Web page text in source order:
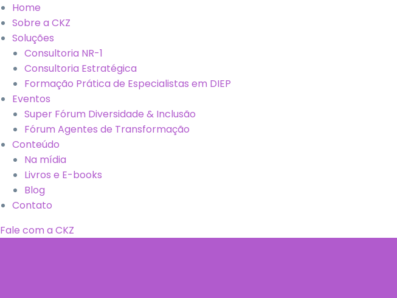
Home
Sobre a CKZ
Soluções
Consultoria NR-1
Consultoria Estratégica
Formação Prática de Especialistas em DIEP
Eventos
Super Fórum Diversidade & Inclusão
Fórum Agentes de Transformação
Conteúdo
Na mídia
Livros e E-books
Blog
Contato
Fale com a CKZ